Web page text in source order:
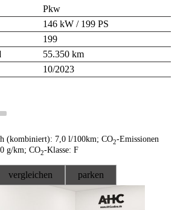
Pkw
146 kW / 199 PS
199
55.350 km
10/2023
(kombiniert): 7,0 l/100km; CO2-Emissionen
g/km; CO2-Klasse: F
vergleichen parken